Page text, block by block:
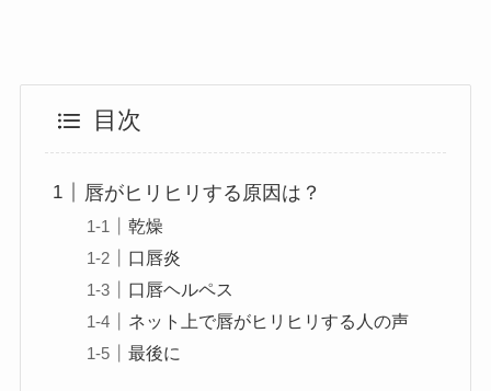
目次
唇がヒリヒリする原因は？
乾燥
口唇炎
口唇ヘルペス
ネット上で唇がヒリヒリする人の声
最後に